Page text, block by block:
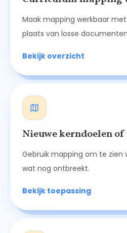
Maak mapping werkbaar
plaats van losse
Bekijk overzicht
Nieuwe kerndoelen
Gebruik mapping om te zien
wat nog ontbreekt.
Bekijk toepassing